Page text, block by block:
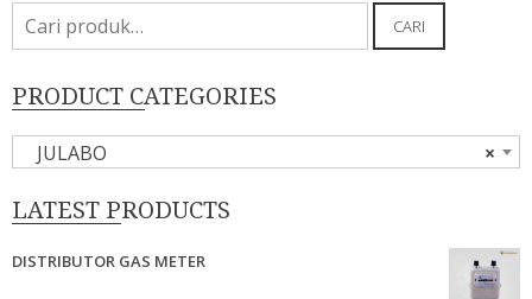
Pencarian
untuk:
CARI
PRODUCT CATEGORIES
×
JULABO
LATEST PRODUCTS
DISTRIBUTOR GAS METER